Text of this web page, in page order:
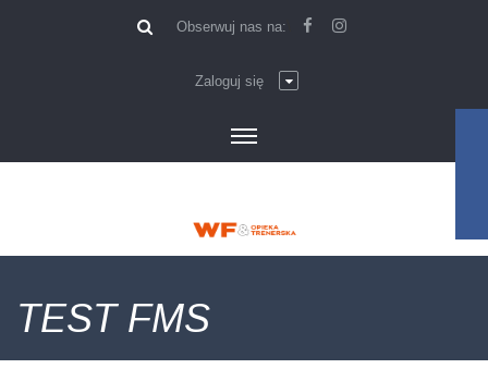
Obserwuj nas na:
Zaloguj się
TEST FMS